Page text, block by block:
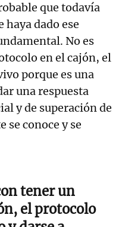
que todavía
haya dado ese
No es
en el cajón, el
porque es una
una respuesta
y de superación de
se conoce y se
tener un
el protocolo